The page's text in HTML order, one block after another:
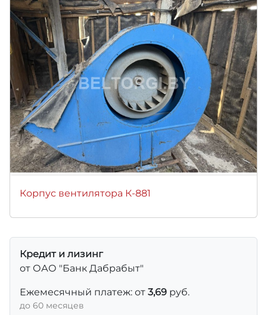
Корпус вентилятора К-881
Кредит и лизинг
от ОАО "Банк Дабрабыт"
Ежемесячный платеж: от 3,69 руб.
до 60 месяцев